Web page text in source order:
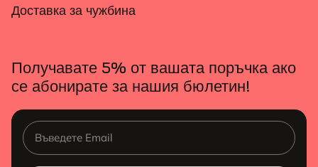
Доставка за чужбина
Получавате 5% от вашата поръчка ако
се абонирате за нашия бюлетин!